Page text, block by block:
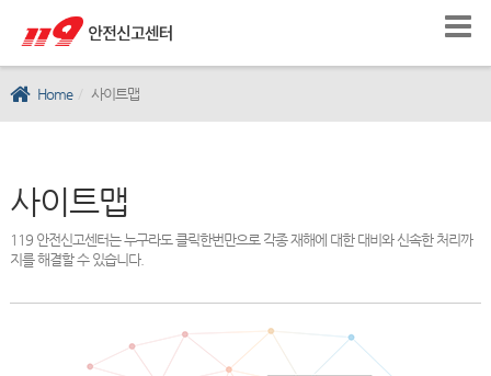
Home 사이트맵
사이트맵
119 안전신고센터는 누구라도 클릭한번만으로 각종 재해에 대한 대비와 신속한 처리까
지를 해결할 수 있습니다.